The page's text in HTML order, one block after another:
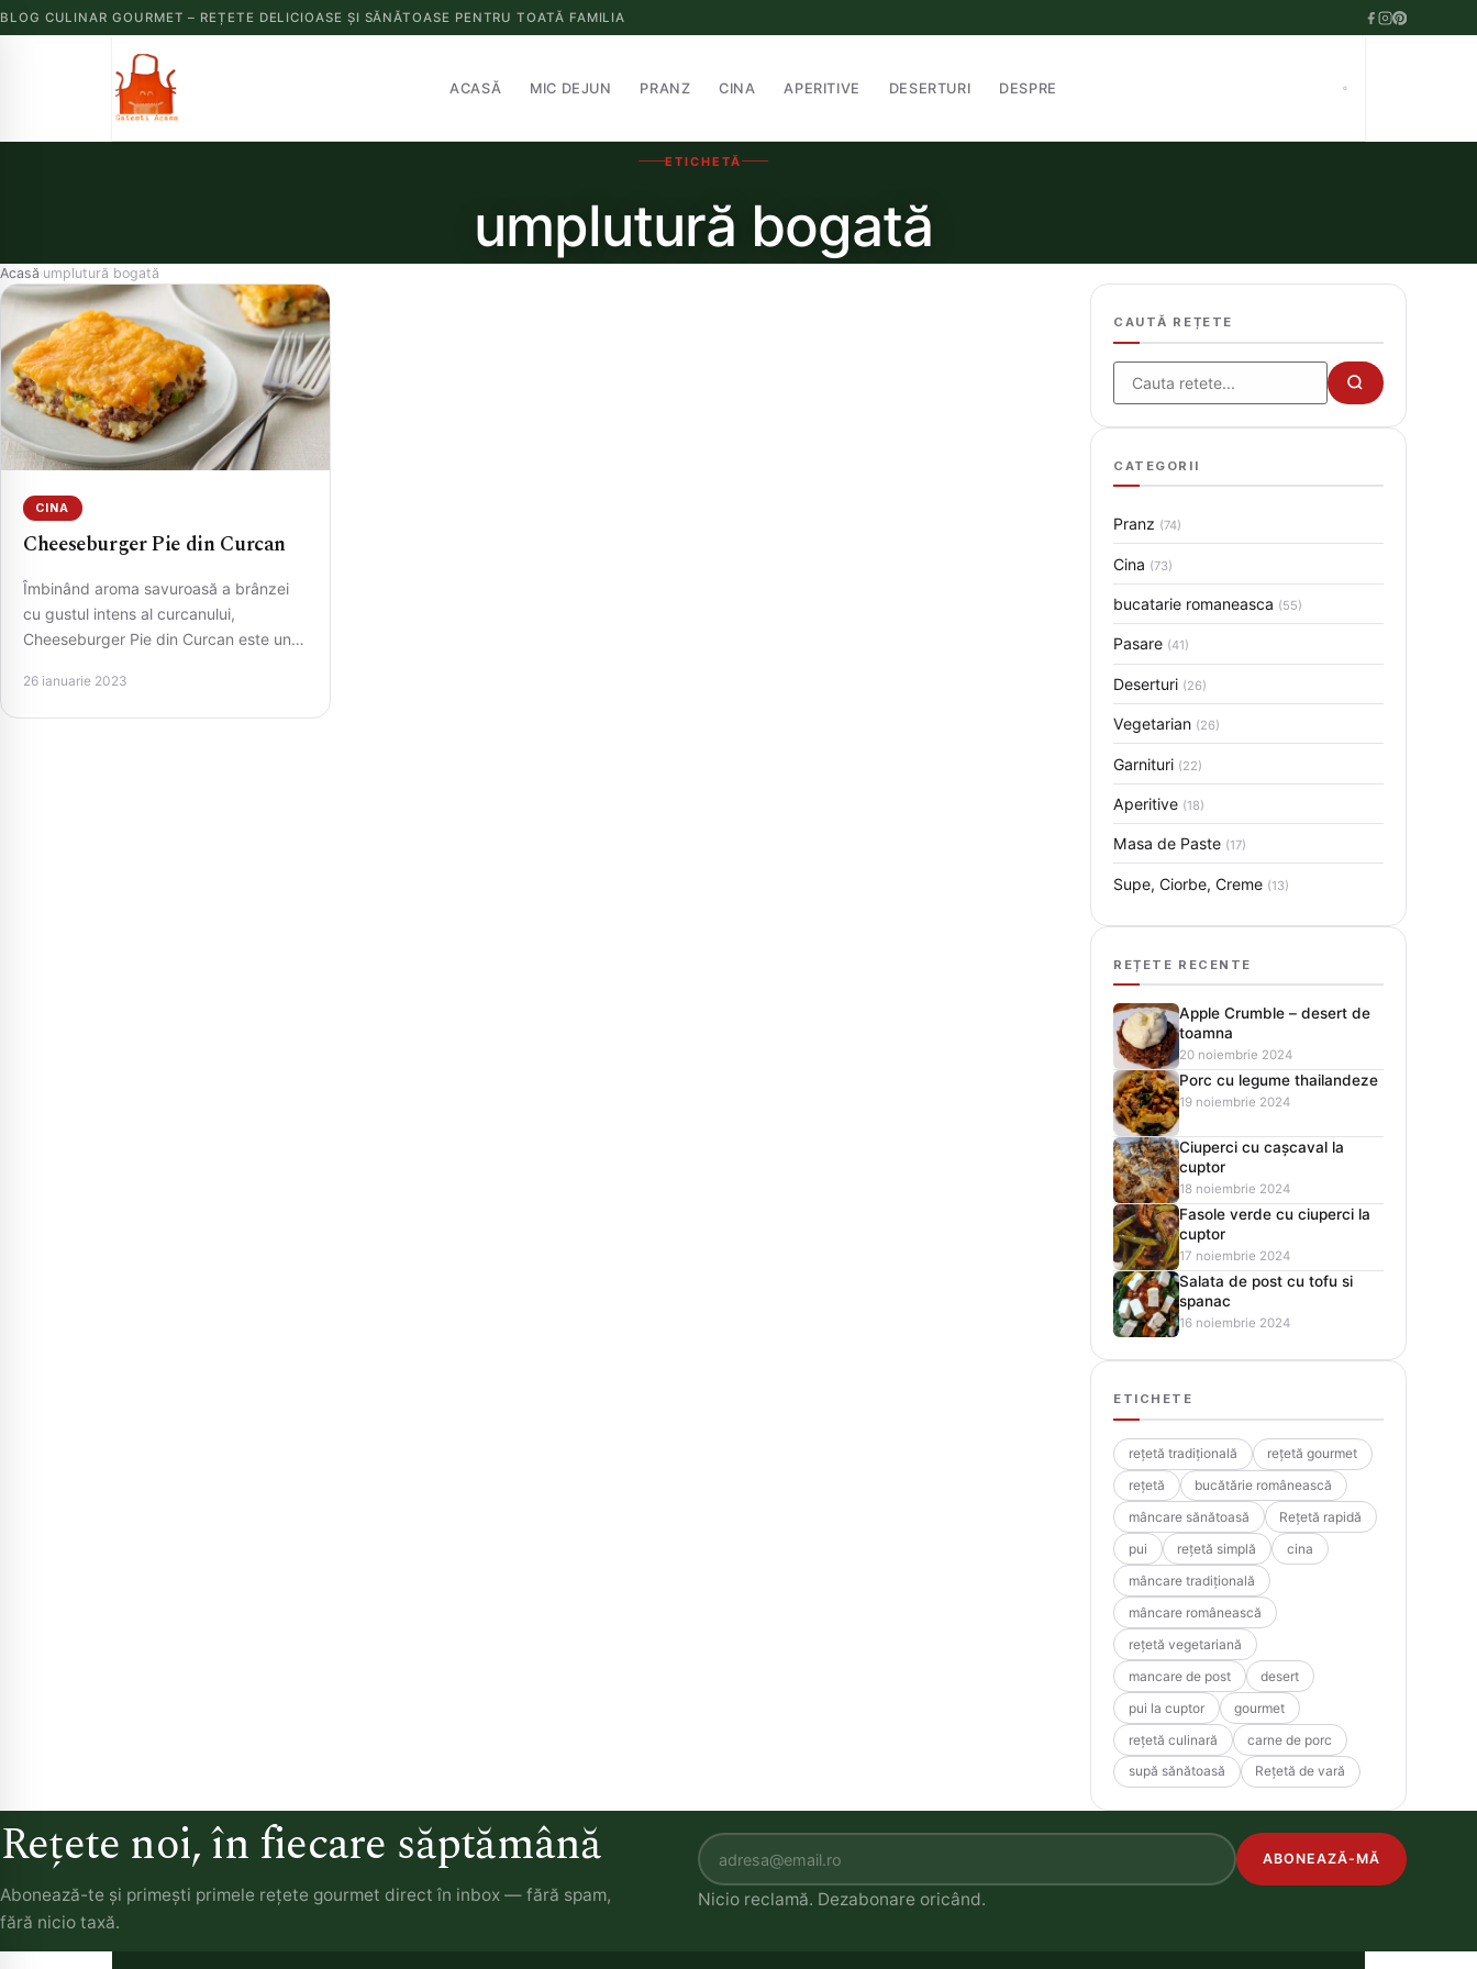
BLOG CULINAR GOURMET – REȚETE DELICIOASE ȘI SĂNĂTOASE PENTRU TOATĂ FAMILIA
ACASĂ MIC DEJUN PRANZ CINA APERITIVE DESERTURI DESPRE
ETICHETĂ
umplutură bogată
Acasă›umplutură bogată
CINA
Cheeseburger Pie din Curcan
Îmbinând aroma savuroasă a brânzei
cu gustul intens al curcanului,
Cheeseburger Pie din Curcan este un
26 ianuarie 2023
CAUTĂ REȚETE
Cauta
CATEGORII
Pranz (74)
Cina (73)
bucatarie romaneasca (55)
Pasare (41)
Deserturi (26)
Vegetarian (26)
Garnituri (22)
Aperitive (18)
Masa de Paste (17)
Supe, Ciorbe, Creme (13)
REȚETE RECENTE
Apple Crumble – desert de
toamna
20 noiembrie 2024
Porc cu legume thailandeze
19 noiembrie 2024
Ciuperci cu cașcaval la
cuptor
18 noiembrie 2024
Fasole verde cu ciuperci la
cuptor
17 noiembrie 2024
Salata de post cu tofu si
spanac
16 noiembrie 2024
ETICHETE
rețetă tradițională
rețetă gourmet
rețetă
bucătărie românească
mâncare sănătoasă
Rețetă rapidă
pui
rețetă simplă
cina
mâncare tradițională
mâncare românească
rețetă vegetariană
mancare de post
desert
pui la cuptor
gourmet
rețetă culinară
carne de porc
supă sănătoasă
Rețetă de vară
Rețete noi, în fiecare săptămână
Abonează-te și primești primele rețete gourmet direct în inbox — fără spam,
fără nicio taxă.
ABONEAZĂ-MĂ
Nicio reclamă. Dezabonare oricând.